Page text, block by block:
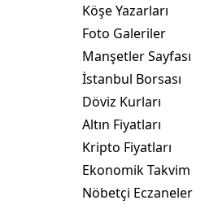
Köşe Yazarları
Foto Galeriler
Manşetler Sayfası
İstanbul Borsası
Döviz Kurları
Altın Fiyatları
Kripto Fiyatları
Ekonomik Takvim
Nöbetçi Eczaneler